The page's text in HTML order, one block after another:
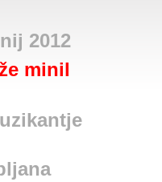
2012
minil